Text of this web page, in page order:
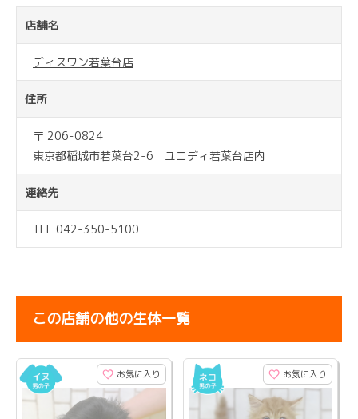
店舗名
ディスワン若葉台店
住所
〒 206-0824
東京都稲城市若葉台2-6 ユニディ若葉台店内
連絡先
TEL 042-350-5100
この店舗の他の生体一覧
お気に入り お気に入り